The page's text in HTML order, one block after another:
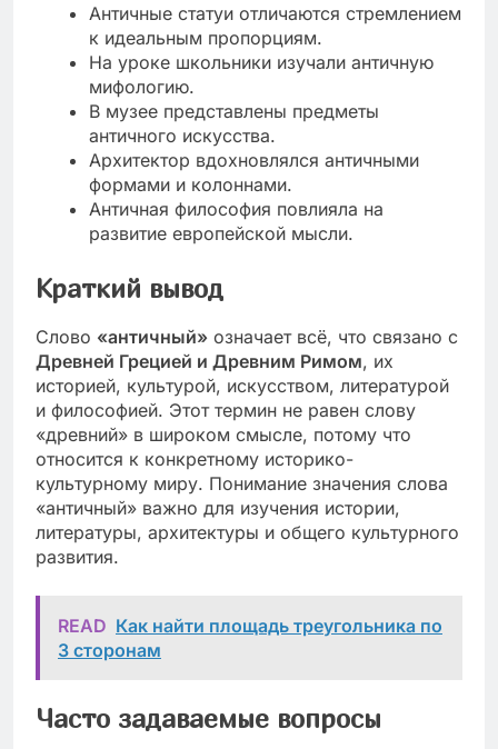
Античные статуи отличаются стремлением
к идеальным пропорциям.
На уроке школьники изучали античную
мифологию.
В музее представлены предметы
античного искусства.
Архитектор вдохновлялся античными
формами и колоннами.
Античная философия повлияла на
развитие европейской мысли.
Краткий вывод
Слово «античный» означает всё, что связано с
Древней Грецией и Древним Римом, их
историей, культурой, искусством, литературой
и философией. Этот термин не равен слову
«древний» в широком смысле, потому что
относится к конкретному историко-
культурному миру. Понимание значения слова
«античный» важно для изучения истории,
литературы, архитектуры и общего культурного
развития.
READ Как найти площадь треугольника по
3 сторонам
Часто задаваемые вопросы